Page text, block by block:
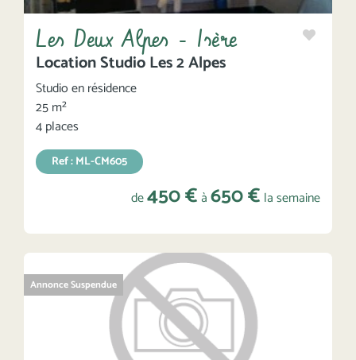
Les Deux Alpes - Isère
Location Studio Les 2 Alpes
Studio en résidence
25 m²
4 places
Ref : ML-CM605
de450 €à650 € la semaine
Annonce Suspendue